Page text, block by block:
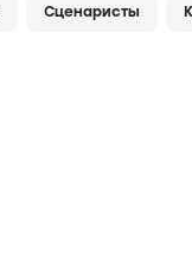
Сценаристы